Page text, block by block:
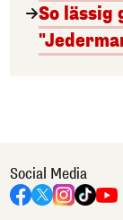
So lässig
Social Media